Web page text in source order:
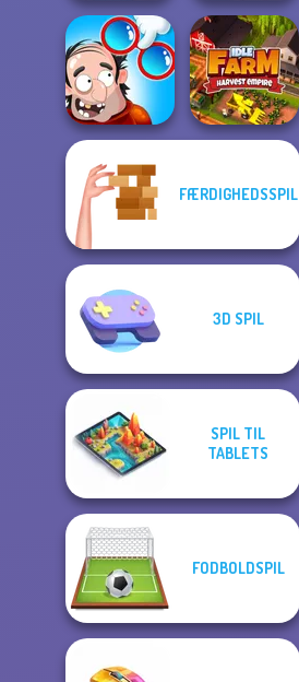
Max Mixed
Cocktails
Raft Life
DOP Puzzle:
Displace One Part
FÆRDIGHEDSSPIL
3D SPIL
SPIL TIL
TABLETS
FODBOLDSPIL